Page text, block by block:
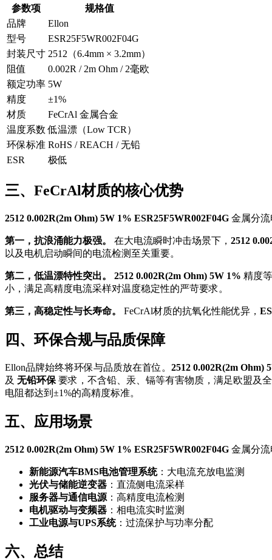
参数项
规格值
品牌
Ellon
型号
ESR25F5WR002F04G
封装尺寸 2512（6.4mm × 3.2mm）
阻值
0.002R / 2m Ohm / 2毫欧
额定功率 5W
精度
±1%
材质
FeCrAl 金属合金
温度系数 低温漂（Low TCR）
环保标准 RoHS / REACH / 无铅
ESR
极低
三、FeCrAl材质的核心优势
2512 0.002R(2m Ohm) 5W 1% ESR25F5WR002F04G 金属分
第一，抗浪涌能力极强。 在大电流瞬时冲击场景下， 2512
以及电机启动瞬间的电流检测至关重要。
第二，低温漂特性突出。 2512 0.002R(2m Ohm) 5W 1% 精度
小，满足高精度电流采样对温度稳定性的严苛要求。
第三，高稳定性与长寿命。 FeCrAl材质的抗氧化性能优异，
四、环保合规与品质保障
Ellon品牌始终将环保与品质放在首位。 2512 0.002R(2m Ohm)
及 无铅环保 要求，不含铅、汞、镉等有害物质，满足欧盟及
电阻都达到±1%的高精度标准。
五、应用场景
2512 0.002R(2m Ohm) 5W 1% ESR25F5WR002F04G 金属分
新能源汽车BMS电池管理系统：大电流充放电监测
光伏与储能逆变器 ：直流侧电流采样
服务器与通信电源 ：高精度电流检测
电机驱动与变频器 ：相电流实时监测
工业电源与UPS系统：过流保护与功率分配
六、总结